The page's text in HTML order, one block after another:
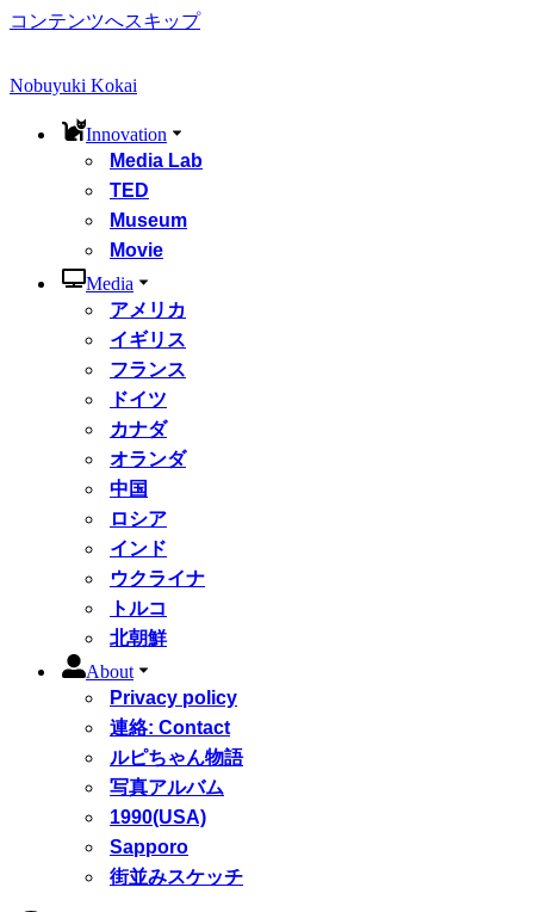
コンテンツへスキップ
Nobuyuki Kokai
Innovation
Media Lab
TED
Museum
Movie
Media
アメリカ
イギリス
フランス
ドイツ
カナダ
オランダ
中国
ロシア
インド
ウクライナ
トルコ
北朝鮮
About
Privacy policy
連絡: Contact
ルピちゃん物語
写真アルバム
1990(USA)
Sapporo
街並みスケッチ